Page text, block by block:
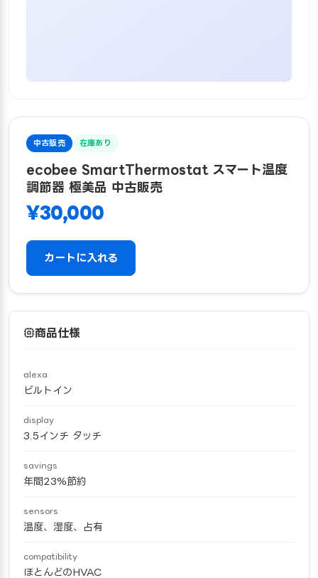
中古販売 在庫あり
ecobee SmartThermostat スマート温度
調節器 極美品 中古販売
¥30,000
カートに入れる
商品仕様
alexa
ビルトイン
display
3.5インチ タッチ
savings
年間23%節約
sensors
温度、湿度、占有
compatibility
ほとんどのHVAC